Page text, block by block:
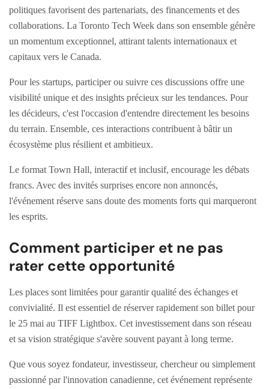
politiques favorisent des partenariats, des financements et des
collaborations. La Toronto Tech Week dans son ensemble génère
un momentum exceptionnel, attirant talents internationaux et
capitaux vers le Canada.
Pour les startups, participer ou suivre ces discussions offre une
visibilité unique et des insights précieux sur les tendances. Pour
les décideurs, c'est l'occasion d'entendre directement les besoins
du terrain. Ensemble, ces interactions contribuent à bâtir un
écosystème plus résilient et ambitieux.
Le format Town Hall, interactif et inclusif, encourage les débats
francs. Avec des invités surprises encore non annoncés,
l'événement réserve sans doute des moments forts qui marqueront
les esprits.
Comment participer et ne pas
rater cette opportunité
Les places sont limitées pour garantir qualité des échanges et
convivialité. Il est essentiel de réserver rapidement son billet pour
le 25 mai au TIFF Lightbox. Cet investissement dans son réseau
et sa vision stratégique s'avère souvent payant à long terme.
Que vous soyez fondateur, investisseur, chercheur ou simplement
passionné par l'innovation canadienne, cet événement représente